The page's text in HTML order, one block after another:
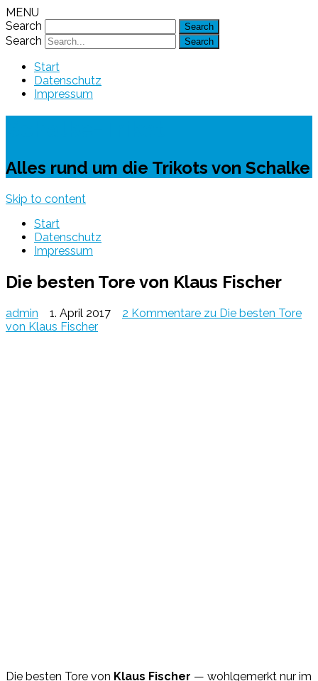
MENU
Search
Search
Start
Datenschutz
Impressum
Alles rund um die Trikots von Schalke
Skip to content
Start
Datenschutz
Impressum
Die besten Tore von Klaus Fischer
admin 1. April 2017 2 Kommentare zu Die besten Tore
von Klaus Fischer
Die besten Tore von Klaus Fischer — wohlgemerkt nur im